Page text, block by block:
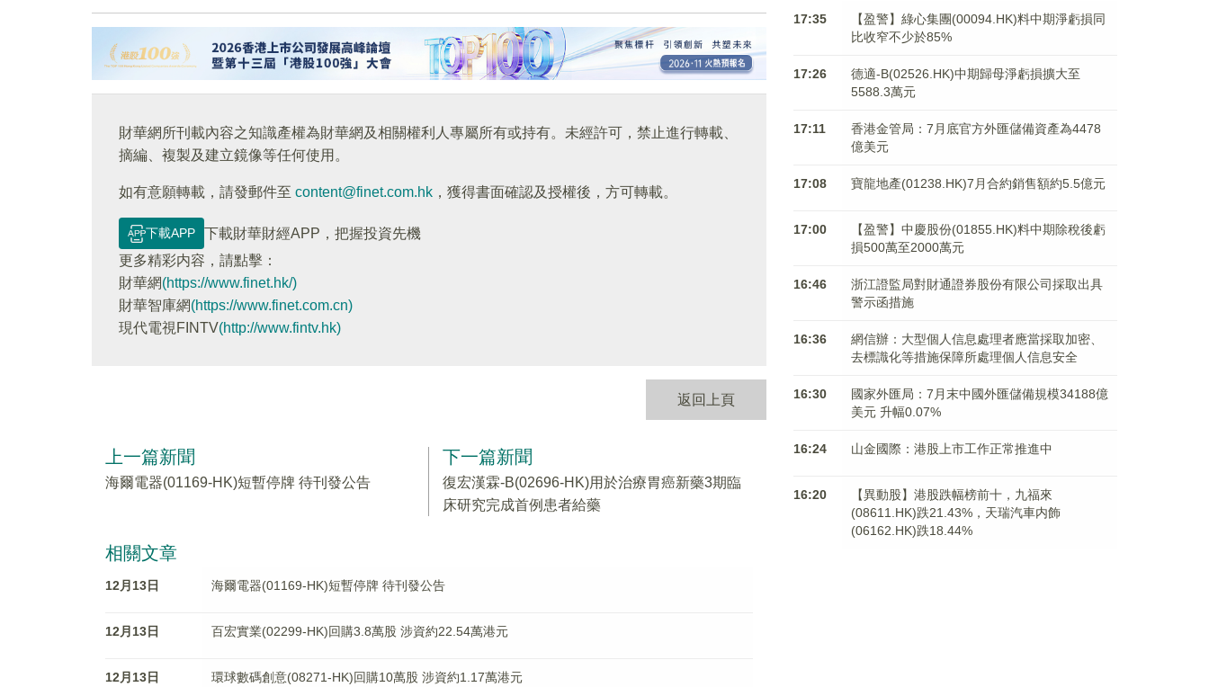
財華網所刊載內容之知識產權為財華網及相關權利人專屬所有或持有。未經許可，禁止進行轉載、
摘編、複製及建立鏡像等任何使用。
如有意願轉載，請發郵件至 content@finet.com.hk ，獲得書面確認及授權後，方可轉載。
下載APP
下載財華財經APP，把握投資先機
更多精彩内容，請點擊：
財華網(https://www.finet.hk/)
財華智庫網(https://www.finet.com.cn)
現代電視FINTV(http://www.fintv.hk)
返回上頁
上一篇新聞
海爾電器(01169-HK)短暫停牌 待刊發公告
下一篇新聞
復宏漢霖-B(02696-HK)用於治療胃癌新藥3期臨
床研究完成首例患者給藥
相關文章
12月13日 海爾電器(01169-HK)短暫停牌 待刊發公告
12月13日 百宏實業(02299-HK)回購3.8萬股 涉資約22.54萬港元
12月13日 環球數碼創意(08271-HK)回購10萬股 涉資約1.17萬港元
17:35
【盈警】綠心集團(00094.HK)料中期淨虧損同
比收窄不少於85%
17:26
德適-B(02526.HK)中期歸母淨虧損擴大至
5588.3萬元
17:11
香港金管局：7月底官方外匯儲備資產為4478
億美元
17:08 寶龍地產(01238.HK)7月合約銷售額約5.5億元
17:00
【盈警】中慶股份(01855.HK)料中期除稅後虧
損500萬至2000萬元
16:46
浙江證監局對財通證券股份有限公司採取出具
警示函措施
16:36
網信辦：大型個人信息處理者應當採取加密、
去標識化等措施保障所處理個人信息安全
16:30
國家外匯局：7月末中國外匯儲備規模34188億
美元 升幅0.07%
16:24 山金國際：港股上市工作正常推進中
16:20
【異動股】港股跌幅榜前十，九福來
(08611.HK)跌21.43%，天瑞汽車内飾
(06162.HK)跌18.44%